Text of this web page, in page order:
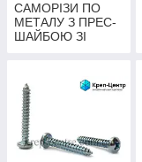
САМОРІЗИ ПО
МЕТАЛУ З ПРЕС-
ШАЙБОЮ ЗІ